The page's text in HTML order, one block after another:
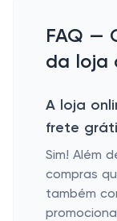
FAQ —
da loja
A loja
frete
Sim! Além
compras
também